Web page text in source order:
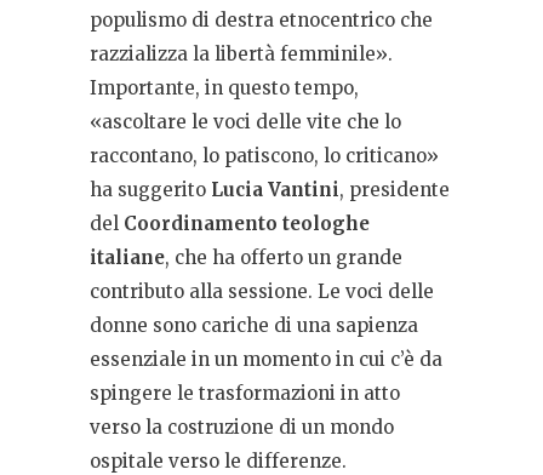
populismo di destra etnocentrico che
razzializza la libertà femminile».
Importante, in questo tempo,
«ascoltare le voci delle vite che lo
raccontano, lo patiscono, lo criticano»
ha suggerito Lucia Vantini, presidente
del Coordinamento teologhe
italiane, che ha offerto un grande
contributo alla sessione. Le voci delle
donne sono cariche di una sapienza
essenziale in un momento in cui c’è da
spingere le trasformazioni in atto
verso la costruzione di un mondo
ospitale verso le differenze.